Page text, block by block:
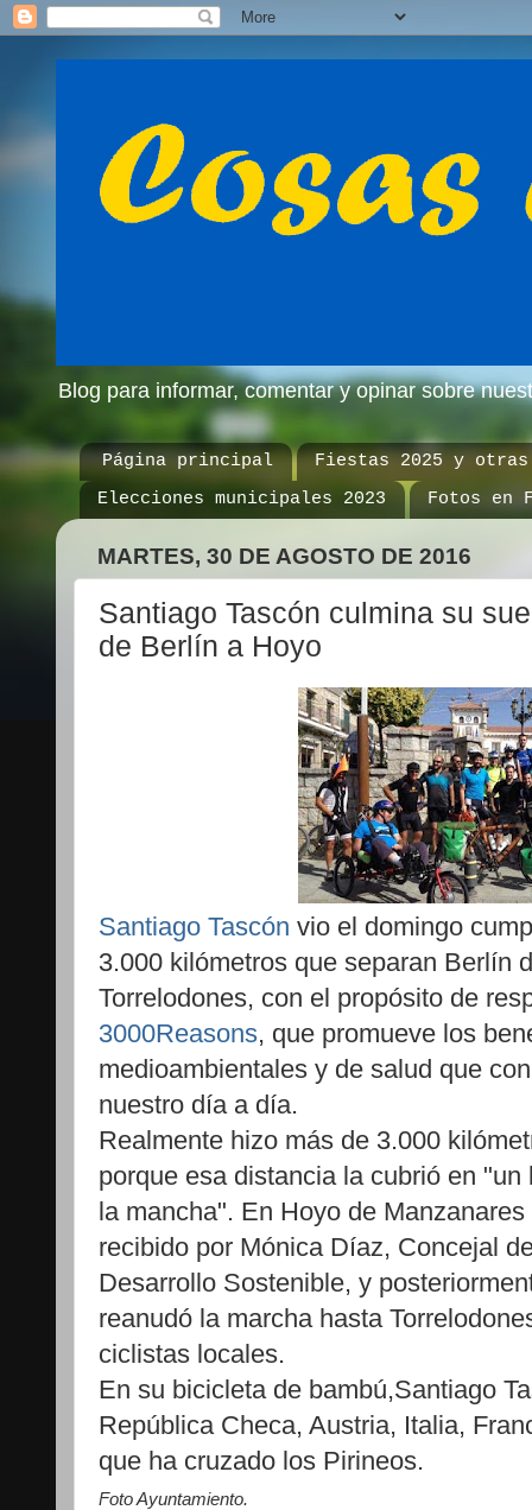
Blog para informar, comentar y opinar sobre
Página principal
Fiestas 2025 y otras
Elecciones municipales 2023
Fotos en
MARTES, 30 DE AGOSTO DE 2016
Santiago Tascón culmina su
de Berlín a Hoyo
Santiago Tascón vio el domingo
3.000 kilómetros que separan Berlín
Torrelodones, con el propósito de
3000Reasons, que promueve los
medioambientales y de salud que
nuestro día a día.
Realmente hizo más de 3.000
porque esa distancia la cubrió en "un
la mancha". En Hoyo de Manzanares
recibido por Mónica Díaz, Concejal
Desarrollo Sostenible, y
reanudó la marcha hasta
ciclistas locales.
En su bicicleta de bambú,Santiago
República Checa, Austria, Italia,
que ha cruzado los Pirineos.
Foto Ayuntamiento.